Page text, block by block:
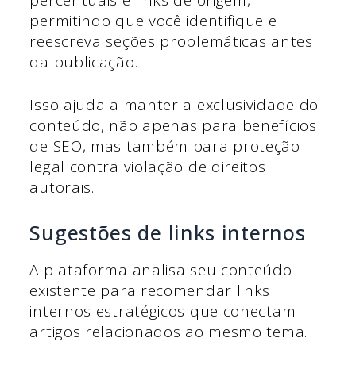
permitindo que você identifique e
reescreva seções problemáticas antes
da publicação.
Isso ajuda a manter a exclusividade do
conteúdo, não apenas para benefícios
de SEO, mas também para proteção
legal contra violação de direitos
autorais.
Sugestões de links internos
A plataforma analisa seu conteúdo
existente para recomendar links
internos estratégicos que conectam
artigos relacionados ao mesmo tema.